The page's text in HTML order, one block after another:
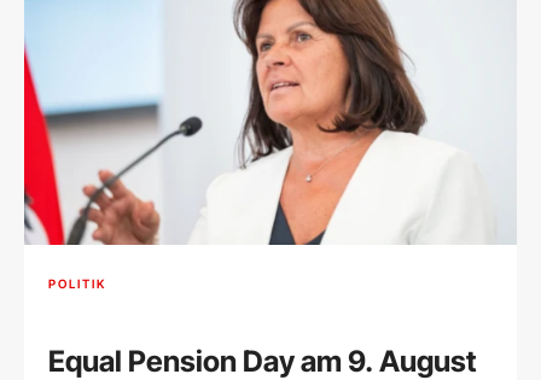
POLITIK
Equal Pension Day am 9. August